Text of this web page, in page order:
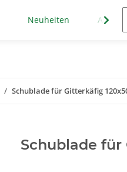
Neuheiten Aktion
Schublade für Gitterkäfig
Schublade für